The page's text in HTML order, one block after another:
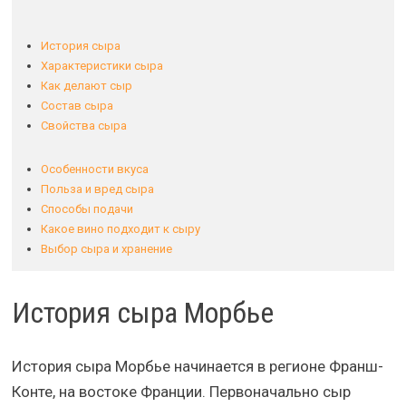
История сыра
Характеристики сыра
Как делают сыр
Состав сыра
Свойства сыра
Особенности вкуса
Польза и вред сыра
Способы подачи
Какое вино подходит к сыру
Выбор сыра и хранение
История сыра Морбье
История сыра Морбье начинается в регионе Франш-
Конте, на востоке Франции. Первоначально сыр